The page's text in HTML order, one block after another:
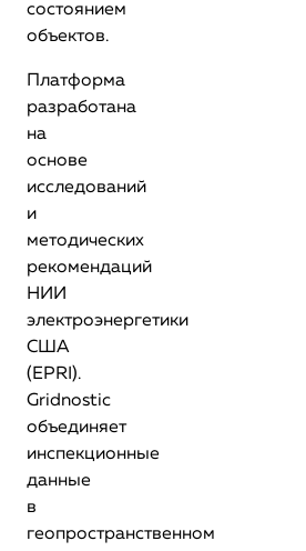
состоянием
объектов.
Платформа
разработана
на
основе
исследований
и
методических
рекомендаций
НИИ
электроэнергетики
США
(EPRI).
Gridnostic
объединяет
инспекционные
данные
в
геопространственном